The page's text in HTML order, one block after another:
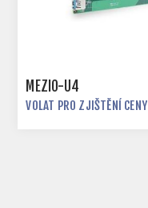
MEZIO-U4
VOLAT PRO ZJIŠTĚNÍ CENY